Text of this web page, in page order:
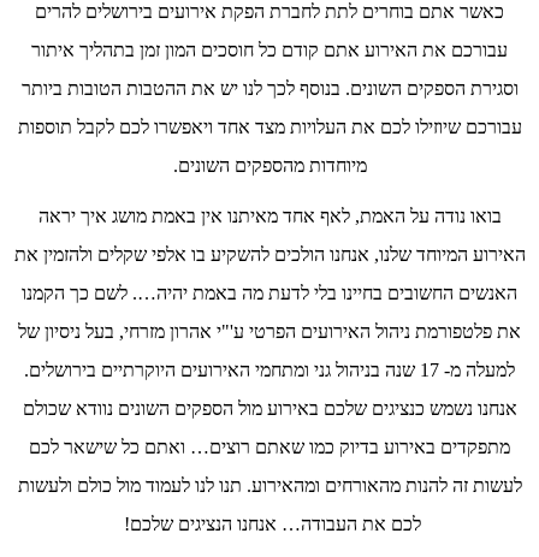
כאשר אתם בוחרים לתת לחברת הפקת אירועים בירושלים להרים
עבורכם את האירוע אתם קודם כל חוסכים המון זמן בתהליך איתור
וסגירת הספקים השונים. בנוסף לכך לנו יש את ההטבות הטובות ביותר
עבורכם שיוזילו לכם את העלויות מצד אחד ויאפשרו לכם לקבל תוספות
מיוחדות מהספקים השונים.
בואו נודה על האמת, לאף אחד מאיתנו אין באמת מושג איך יראה
האירוע המיוחד שלנו, אנחנו הולכים להשקיע בו אלפי שקלים ולהזמין את
האנשים החשובים בחיינו בלי לדעת מה באמת יהיה…. לשם כך הקמנו
את פלטפורמת ניהול האירועים הפרטי ע'"י אהרון מזרחי, בעל ניסיון של
למעלה מ- 17 שנה בניהול גני ומתחמי האירועים היוקרתיים בירושלים.
אנחנו נשמש כנציגים שלכם באירוע מול הספקים השונים נוודא שכולם
מתפקדים באירוע בדיוק כמו שאתם רוצים… ואתם כל שישאר לכם
לעשות זה להנות מהאורחים ומהאירוע. תנו לנו לעמוד מול כולם ולעשות
לכם את העבודה… אנחנו הנציגים שלכם!